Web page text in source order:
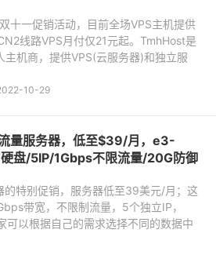
十一促销活动，目前全场VPS主机提供
线路VPS月付仅21元起。TmhHost是
机商，提供VPS(云服务器)和独立服
10-29
量服务器，低至$39/月，e3-
盘/5IP/1Gbps不限流量/20G防御
的特别促销，服务器低至39美元/月；这
带宽，不限制流量，5个独立IP，
可以根据自己的需求选择不同的数据中